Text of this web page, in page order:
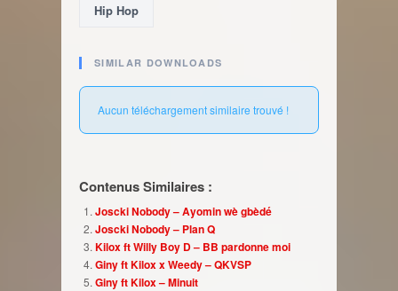
Hip Hop
SIMILAR DOWNLOADS
Aucun téléchargement similaire trouvé !
Contenus Similaires :
Joscki Nobody – Ayomin wè gbèdé
Joscki Nobody – Plan Q
Kilox ft Willy Boy D – BB pardonne moi
Giny ft Kilox x Weedy – QKVSP
Giny ft Kilox – Minuit